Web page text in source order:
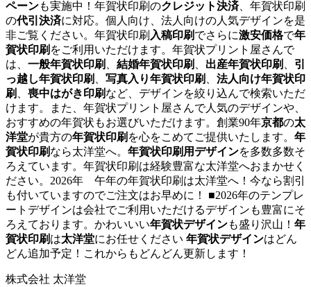
ペーンも実施中！年賀状印刷のクレジット決済、年賀状印刷
の代引決済に対応。個人向け、法人向けの人気デザインを是
非ご覧ください。年賀状印刷 入稿印刷 でさらに激安価格で年
賀状印刷 をご利用いただけます。年賀状プリント屋さんで
は、 一般年賀状印刷 結婚年賀状印刷 出産年賀状印刷
引
っ越し年賀状印刷
写真入り年賀状印刷
法人向け年賀状印
刷
喪中はがき印刷 など、デザインを絞り込んで検索いただ
けます。また、年賀状プリント屋さんで人気のデザインや、
おすすめの年賀状もお選びいただけます。創業90年京都の太
洋堂が貴方の年賀状印刷 を心をこめてご提供いたします。 年
賀状印刷 なら太洋堂へ。 年賀状印刷用デザインを多数多数そ
ろえています。年賀状印刷は経験豊富な太洋堂へおまかせく
ださい。2026年 午年の年賀状印刷は太洋堂へ！今なら割引
も付いていますのでご注文はお早めに！ ■2026年のテンプレ
ートデザインは会社でご利用いただけるデザインも豊富にそ
ろえております。かわいいい年賀状デザインも盛り沢山！ 年
賀状印刷 は太洋堂にお任せください 年賀状デザインはどん
どん追加予定！これからもどんどん更新します！
株式会社 太洋堂